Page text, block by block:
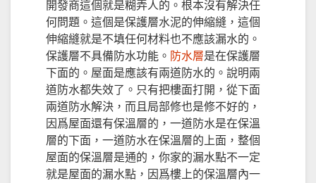
開發商這個就是糊弄人的。根本沒有解決任
何問題。這個是保護層水泥的伸縮縫，這個
伸縮縫就是不填任何材料也不應該漏水的。
保護層不具備防水功能。 防水層是在保護層
下面的。屋面是應該有兩道防水的。說明兩
道防水都失效了。只有把樓面打開，從下面
兩道防水解決，而且局部修也是修不好的，
因爲屋面還有保溫層的，一道防水是在保溫
層的下面，一道防水在保溫層的上面，整個
屋面的保溫層是通的，你家的漏水點不一定
就是屋面的漏水點，因爲樓上的保溫層內一